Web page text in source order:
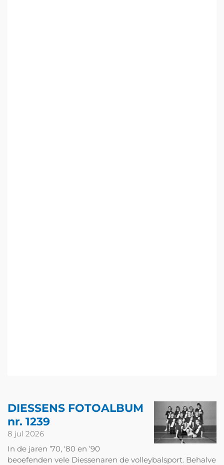
DIESSENS FOTOALBUM
nr. 1239
8 jul 2026
In de jaren ’70, ‘80 en ’90
beoefenden vele Diessenaren de volleybalsport. Behalve